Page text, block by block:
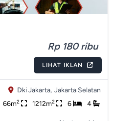
Rp 180 ribu
LIHAT IKLAN
Dki Jakarta, Jakarta Selatan
66m2 1212m2 6 4